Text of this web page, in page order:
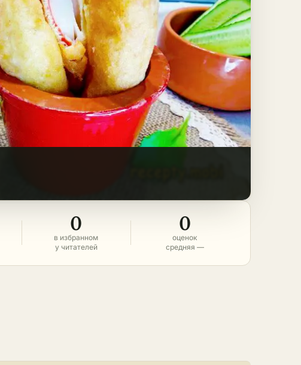
0
в избранном
у читателей
0
оценок
средняя —